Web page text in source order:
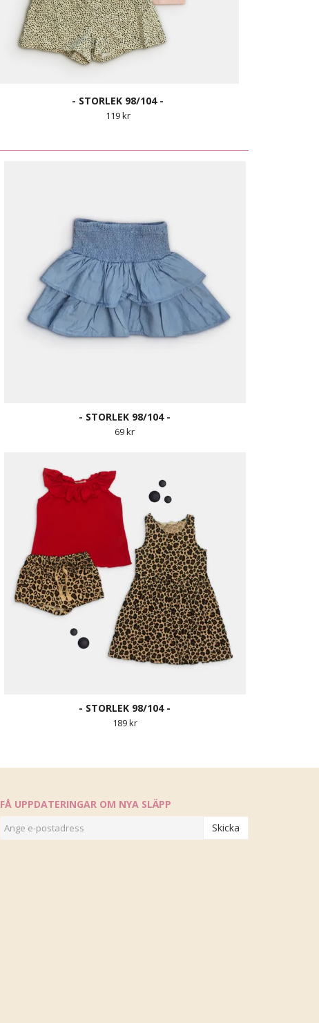
- STORLEK 98/104 -
119 kr
- STORLEK 98/104 -
69 kr
- STORLEK 98/104 -
189 kr
FÅ UPPDATERINGAR OM NYA SLÄPP
Skicka